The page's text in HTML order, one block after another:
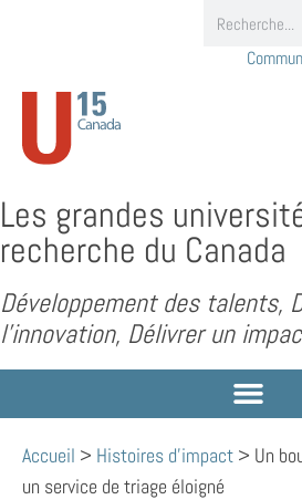
Les grandes
recherche du Canada
Développement des talents,
l’innovation, Délivrer un
Accueil > Histoires d'impact > Un
un service de triage éloigné